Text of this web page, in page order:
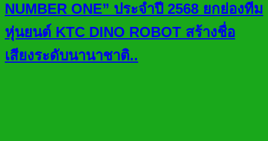
NUMBER ONE” ประจำปี 2568 ยกย่องทีม
หุ่นยนต์ KTC DINO ROBOT สร้างชื่อ
เสียงระดับนานาชาติ..